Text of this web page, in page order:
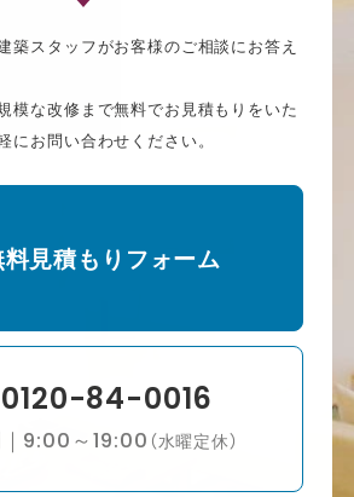
築スタッフがお客様のご相談にお答え
模な改修まで無料でお見積もりをいた
にお問い合わせください。
見積もりフォーム
0120-84-0016
9:00～19:00 （水曜定休）